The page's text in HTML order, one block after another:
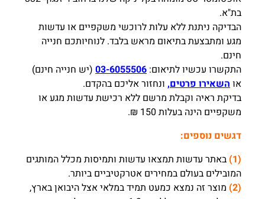
בת"א.
הבדיקה ניתנת ללא עלות לרוכשי משקפיים או עדשות
מגע ומתבצעת בתיאום מראש בלבד. לנוחיותכם חנייה
חינם.
התקשרו עכשיו לתיאום: 03-6055506 (יש חנייה חינם)
או השאירו פרטים, ונחזור אליכם בהקדם.
בדיקת ראיה וקבלת מרשם ללא רכישת עדשות מגע או
משקפיים הינה בעלות 150 ₪.
דגשים נוספים:
(1)
באתר עדשות תמצאו עדשות ותמיסות מכלל המותגים
המובילים בעולם במחירים אטרקטיביים ביותר.
(2)
מוצר זה נמצא כמעט תמיד במלאי אצל היבואן בארץ,